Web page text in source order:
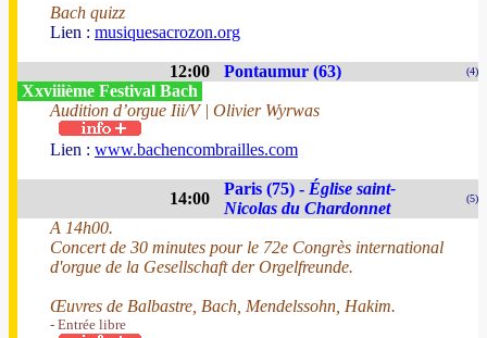
Bach quizz
Lien : musiquesacrozon.org
12:00 Pontaumur (63) (4)
Xxviiième Festival Bach
Audition d’orgue Iii/V | Olivier Wyrwas
Lien : www.bachencombrailles.com
14:00
Paris (75) - Église saint-
Nicolas du Chardonnet
(5)
A 14h00.
Concert de 30 minutes pour le 72e Congrès international
d'orgue de la Gesellschaft der Orgelfreunde.
Œuvres de Balbastre, Bach, Mendelssohn, Hakim.
- Entrée libre